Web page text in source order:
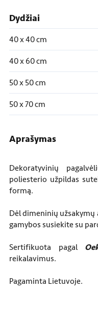
Dydžiai
40 x 40 cm
40 x 60 cm
50 x 50 cm
50 x 70 cm
Aprašymas
Dekoratyvinių
poliesterio užpildas
formą.
Dėl dimeninių
gamybos susiekite su
Sertifikuota pagal
reikalavimus.
Pagaminta Lietuvoje.